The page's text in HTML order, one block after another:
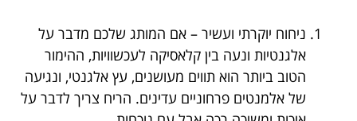
ניחוח יוקרתי ועשיר – אם המותג שלכם מדבר על
אלגנטיות ונעה בין קלאסיקה לעכשוויות, ההימור
הטוב ביותר הוא תווים מעושנים, עץ אלגנטי, ונגיעה
של אלמנטים פרחוניים עדינים. הריח צריך לדבר על